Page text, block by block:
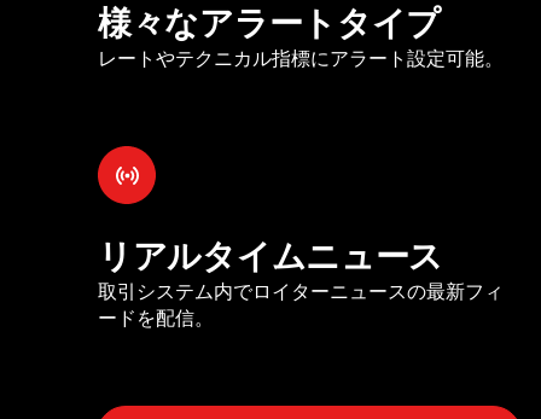
様々なアラートタイプ
レートやテクニカル指標にアラート設定可能。
リアルタイムニュース
取引システム内でロイターニュースの最新フィ
ードを配信。